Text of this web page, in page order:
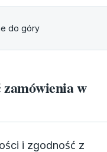
do góry
w
i zgodność z